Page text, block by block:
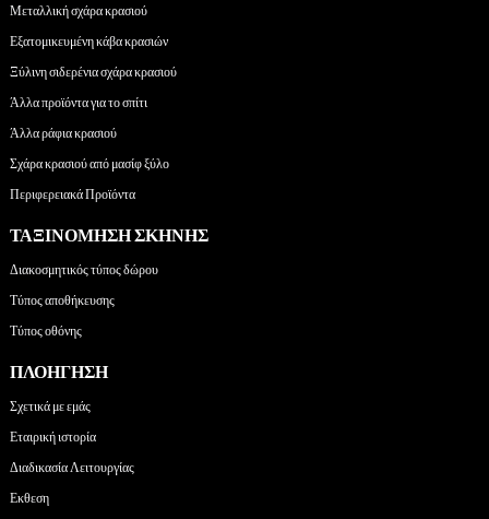
Μεταλλική σχάρα κρασιού
Εξατομικευμένη κάβα κρασιών
Ξύλινη σιδερένια σχάρα κρασιού
Άλλα προϊόντα για το σπίτι
Άλλα ράφια κρασιού
Σχάρα κρασιού από μασίφ ξύλο
Περιφερειακά Προϊόντα
ΤΑΞΙΝΌΜΗΣΗ ΣΚΗΝΉΣ
Διακοσμητικός τύπος δώρου
Τύπος αποθήκευσης
Τύπος οθόνης
ΠΛΟΉΓΗΣΗ
Σχετικά με εμάς
Εταιρική ιστορία
Διαδικασία Λειτουργίας
Εκθεση